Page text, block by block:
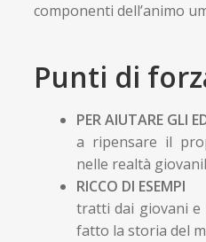
componenti dell’animo
Punti di
PER AIUTARE GLI
a ripensare il
nelle realtà
RICCO DI ESEMPI
tratti dai giovani e
fatto la storia del